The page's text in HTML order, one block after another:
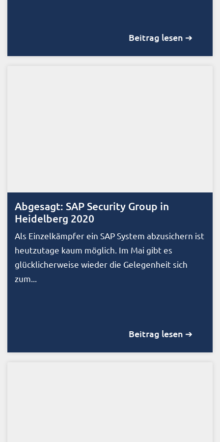
Beitrag lesen ➔
Abgesagt: SAP Security Group in
Heidelberg 2020
Als Einzelkämpfer ein SAP System abzusichern ist
heutzutage kaum möglich. Im Mai gibt es
glücklicherweise wieder die Gelegenheit sich
zum...
Beitrag lesen ➔